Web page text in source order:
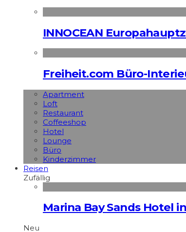
INNOCEAN
Freiheit.com Büro-
Apart­ment
Loft
Restaurant
Coffeeshop
Hotel
Lounge
Büro
Kinderzimmer
Reisen
Zufällig
Marina Bay Sands Hotel
Neu